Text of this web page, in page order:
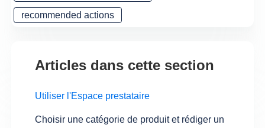
recommended actions
Articles dans cette section
Utiliser l'Espace prestataire
Choisir une catégorie de produit et rédiger un